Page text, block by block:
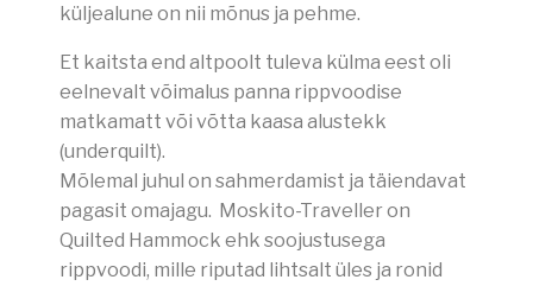
küljealune on nii mõnus ja pehme.
Et kaitsta end altpoolt tuleva külma eest oli
eelnevalt võimalus panna rippvoodise
matkamatt või võtta kaasa alustekk
(underquilt).
Mõlemal juhul on sahmerdamist ja täiendavat
pagasit omajagu. Moskito-Traveller on
Quilted Hammock ehk soojustusega
rippvoodi, mille riputad lihtsalt üles ja ronid